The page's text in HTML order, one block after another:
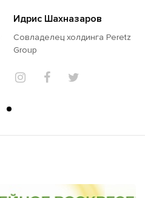
Идрис Шахназаров
Совладелец холдинга Peretz
Group